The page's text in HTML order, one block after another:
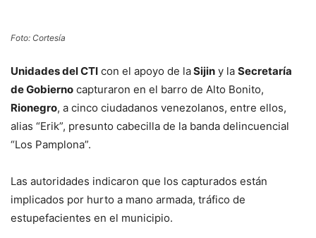
Foto: Cortesía
Unidades del CTI con el apoyo de laSijin y la Secretaría
de Gobierno capturaron en el barro de Alto Bonito,
Rionegro, a cinco ciudadanos venezolanos, entre ellos,
alias “Erik”, presunto cabecilla de la banda delincuencial
“Los Pamplona”.
Las autoridades indicaron que los capturados están
implicados por hurto a mano armada, tráfico de
estupefacientes en el municipio.